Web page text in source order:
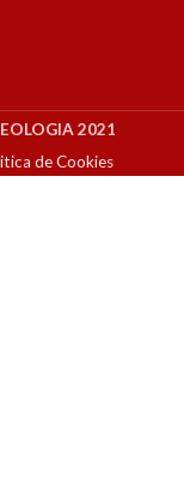
2021
de Cookies